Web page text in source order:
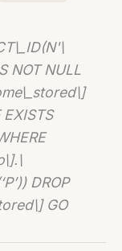
NOT NULL
DROP
GO